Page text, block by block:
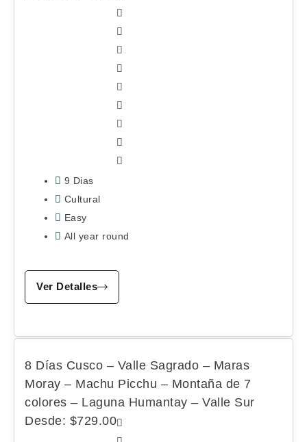
9 Dias
Cultural
Easy
All year round
Ver Detalles
8 Días Cusco – Valle Sagrado – Maras
Moray – Machu Picchu – Montaña de 7
colores – Laguna Humantay – Valle Sur
Desde: $729.00